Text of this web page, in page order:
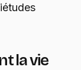
la vie